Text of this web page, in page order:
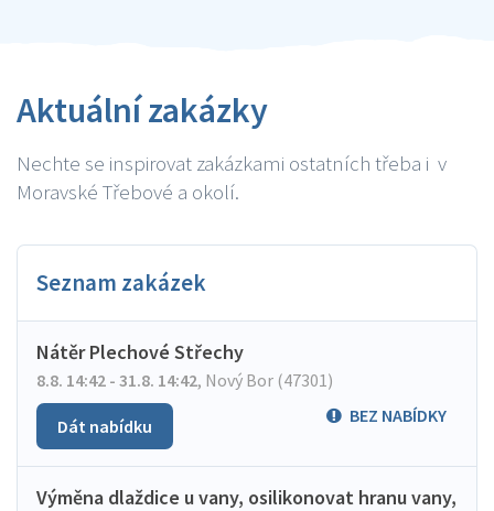
Aktuální zakázky
Nechte se inspirovat zakázkami ostatních třeba i v
Moravské Třebové a okolí.
Seznam zakázek
Nátěr Plechové Střechy
8.8. 14:42 - 31.8. 14:42, Nový Bor (47301)
BEZ NABÍDKY
Dát nabídku
Výměna dlaždice u vany, osilikonovat hranu vany,